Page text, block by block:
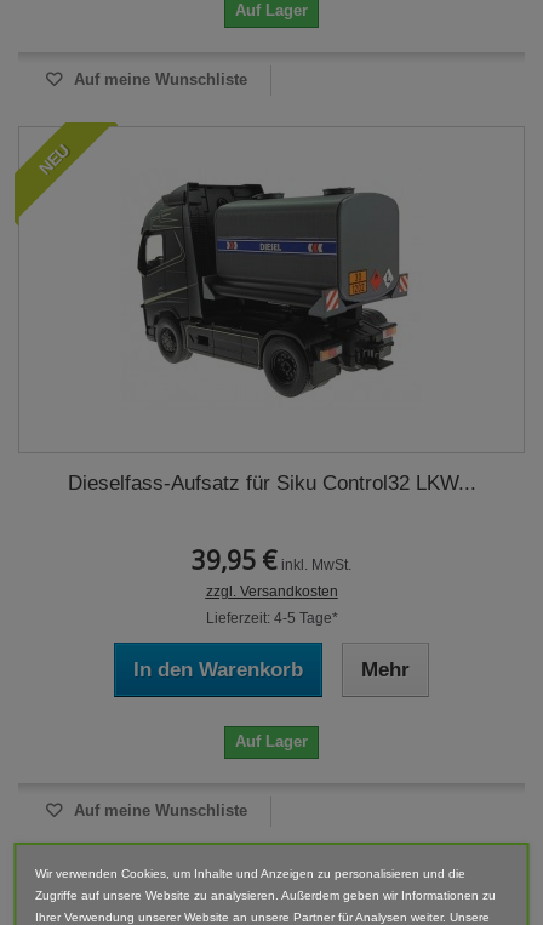
Auf Lager
Auf meine Wunschliste
NEU
Dieselfass-Aufsatz für Siku Control32 LKW...
39,95 € inkl. MwSt.
zzgl. Versandkosten
Lieferzeit: 4-5 Tage*
In den Warenkorb Mehr
Auf Lager
Auf meine Wunschliste
NEU
Wir verwenden Cookies, um Inhalte und Anzeigen zu personalisieren und die
Zugriffe auf unsere Website zu analysieren. Außerdem geben wir Informationen zu
Ihrer Verwendung unserer Website an unsere Partner für Analysen weiter. Unsere